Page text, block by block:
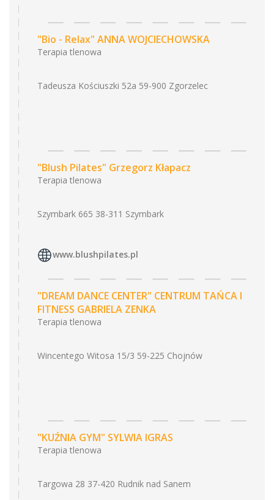
"Bio - Relax" ANNA WOJCIECHOWSKA
Terapia tlenowa
Tadeusza Kościuszki 52a 59-900 Zgorzelec
"Blush Pilates" Grzegorz Kłapacz
Terapia tlenowa
Szymbark 665 38-311 Szymbark
www.blushpilates.pl
"DREAM DANCE CENTER" CENTRUM TAŃCA I
FITNESS GABRIELA ZENKA
Terapia tlenowa
Wincentego Witosa 15/3 59-225 Chojnów
"KUŹNIA GYM" SYLWIA IGRAS
Terapia tlenowa
Targowa 28 37-420 Rudnik nad Sanem